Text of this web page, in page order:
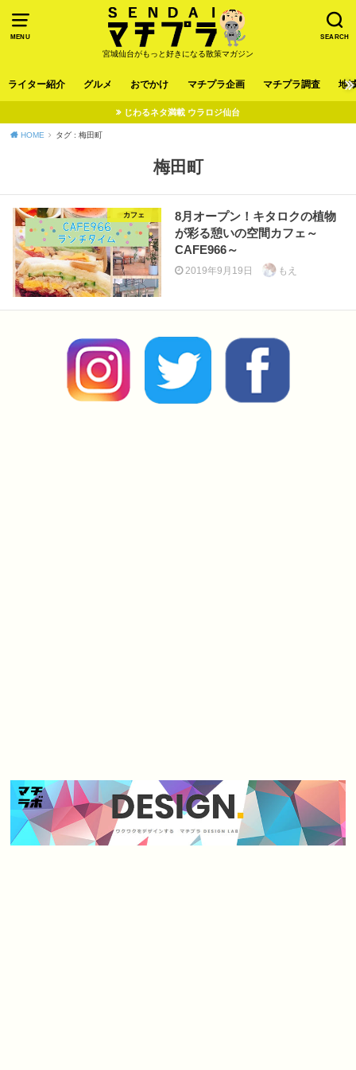
MENU SEARCH
宮城仙台がもっと好きになる散策マガジン
ライター紹介 グルメ おでかけ マチプラ企画 マチプラ調査 地
じわるネタ満載 ウラロジ仙台
HOME タグ : 梅田町
梅田町
カフェ
8月オープン！キタロクの植物
が彩る憩いの空間カフェ～
CAFE966～
2019年9月19日 もえ